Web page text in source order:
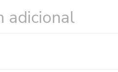
adicional